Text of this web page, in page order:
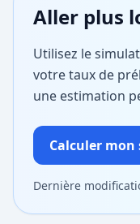
Aller plus
Utilisez le
votre taux de
une estimation
Calculer
Dernière